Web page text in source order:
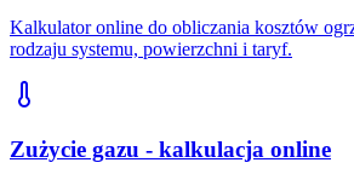
Kalkulator online do obliczania kosztów
rodzaju systemu, powierzchni i taryf.
Zużycie gazu - kalkulacja online